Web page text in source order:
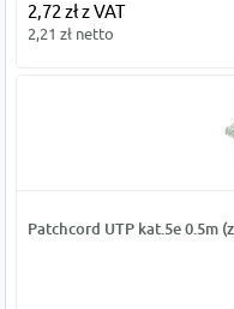
2,72 zł z VAT
2,21 zł netto
Patchcord UTP kat.5e 0.5m